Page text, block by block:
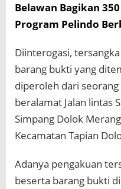
Belawan Bagikan
Program Pelindo
Diinterogasi,
barang bukti yang
diperoleh dari
beralamat Jalan lintas
Simpang Dolok
Kecamatan Tapian
Adanya pengakuan
beserta barang bukti